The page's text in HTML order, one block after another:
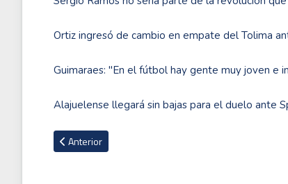
Ortiz ingresó de cambio en empate del Tolima
Guimaraes: "En el fútbol hay gente muy joven e
Alajuelense llegará sin bajas para el duelo ante
Artículo anterior: PSG hace oficial la renovación de
Anterior